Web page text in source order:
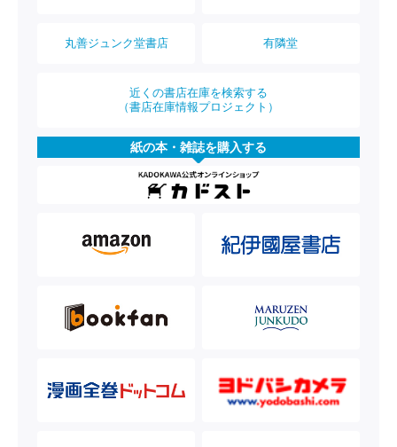
丸善ジュンク堂書店 有隣堂
近くの書店在庫を検索する
（書店在庫情報プロジェクト）
紙の本・雑誌を購入する